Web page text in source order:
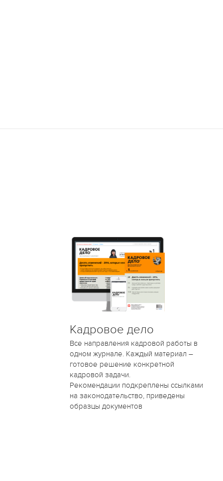
Кадровое дело
Все направления кадровой работы в
одном журнале. Каждый материал –
готовое решение конкретной
кадровой задачи.
Рекомендации подкреплены ссылками
на законодательство, приведены
образцы документов